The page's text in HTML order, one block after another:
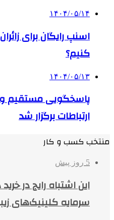
۱۴۰۴/۰۵/۱۴
اسنپ رایگان برای
کنیم؟
۱۴۰۴/۰۵/۱۳
پاسخگویی مستقیم و
ارتباطات برگزار شد
منتخب کسب و کار
5 روز پیش
این اشتباه رایج در
سرمایه کلینیک‌های